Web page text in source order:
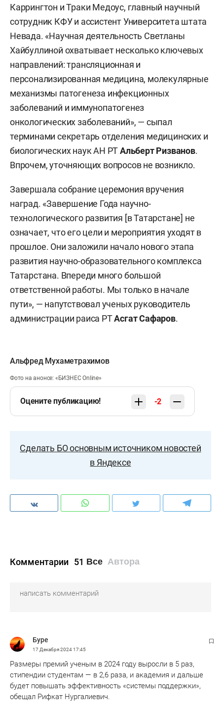
Каррингтон и Траки Медоус, главный научный
сотрудник КФУ и ассистент Университета штата
Невада. «Научная деятельность Светланы
Хайбуллиной охватывает несколько ключевых
направлений: трансляционная и
персонализированная медицина, молекулярные
механизмы патогенеза инфекционных
заболеваний и иммунопатогенез
онкологических заболеваний», — сыпал
терминами секретарь отделения медицинских и
биологических наук АН РТАльберт Ризванов.
Впрочем, уточняющих вопросов не возникло.
Завершала собрание церемония вручения
наград. «Завершение Года научно-
технологического развития [в Татарстане] не
означает, что его цели и мероприятия уходят в
прошлое. Они заложили начало нового этапа
развития научно-образовательного комплекса
Татарстана. Впереди много большой
ответственной работы. Мы только в начале
пути», — напутствовал ученых руководитель
администрации раиса РТАсгат Сафаров.
Альфред Мухаметрахимов
Фото на анонсе: «БИЗНЕС Online»
Оцените публикацию! -2
Сделать БО основным источником новостей
в Яндексе
Комментарии 51 Все Автора
Буре
17 Декабря 202417:45
Размеры премий ученым в 2024 году выросли в 5 раз,
стипендии студентам — в 2,6 раза, и академия и дальше
будет повышать эффективность «системы поддержки»,
обещал Рифкат Нургалиевич.